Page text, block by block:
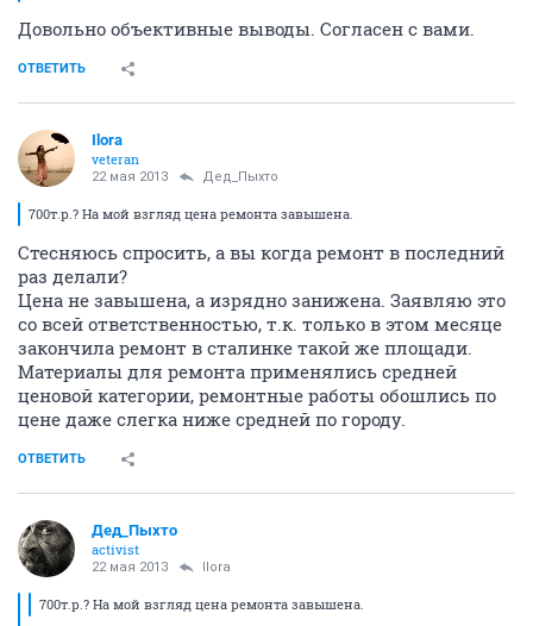
Довольно объективные выводы. Согласен с вами.
ОТВЕТИТЬ
Ilora
veteran
22 мая 2013 Дед_Пыхто
700т.р.? На мой взгляд цена ремонта завышена.
Стесняюсь спросить, а вы когда ремонт в последний
раз делали?
Цена не завышена, а изрядно занижена. Заявляю это
со всей ответственностью, т.к. только в этом месяце
закончила ремонт в сталинке такой же площади.
Материалы для ремонта применялись средней
ценовой категории, ремонтные работы обошлись по
цене даже слегка ниже средней по городу.
ОТВЕТИТЬ
Дед_Пыхто
activist
22 мая 2013 Ilora
700т.р.? На мой взгляд цена ремонта завышена.